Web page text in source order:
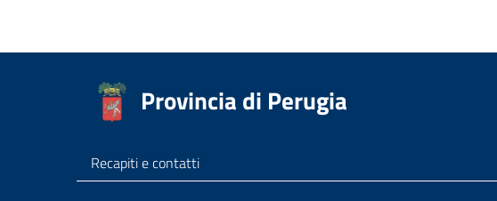
Provincia di Perugia
Recapiti e contatti